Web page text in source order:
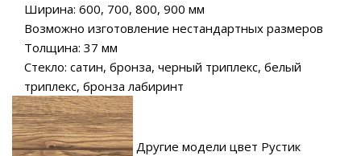
Ширина: 600, 700, 800, 900 мм
Возможно изготовление нестандартных размеров
Толщина: 37 мм
Стекло: сатин, бронза, черный триплекс, белый
триплекс, бронза лабиринт
Другие модели цвет Рустик